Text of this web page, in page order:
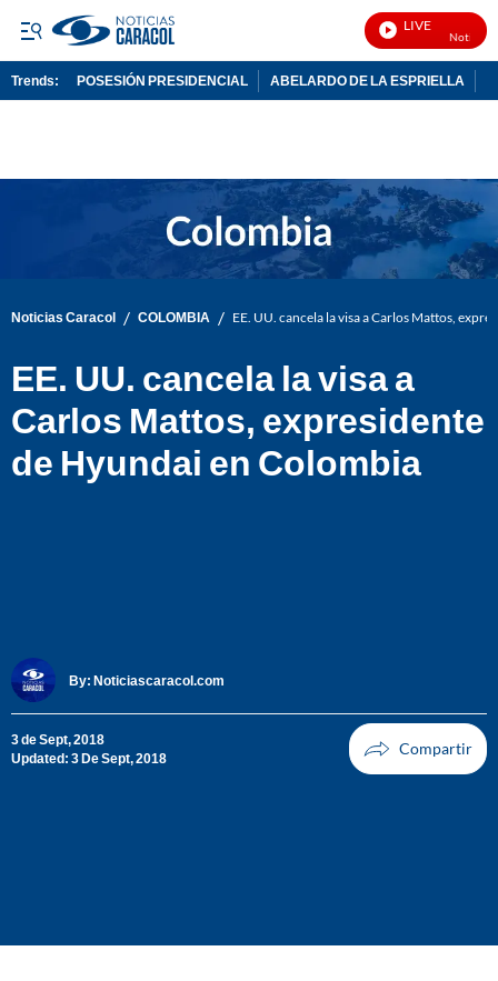
LIVE
Noticias
Trends: POSESIÓN PRESIDENCIAL ABELARDO DE LA ESPRIELLA
Noticias Caracol / COLOMBIA / EE. UU. cancela la visa a Carlos Mattos,
EE. UU. cancela la visa a
Carlos Mattos, expresidente
de Hyundai en Colombia
By: Noticiascaracol.com
3 de Sept, 2018
Updated: 3 De Sept, 2018